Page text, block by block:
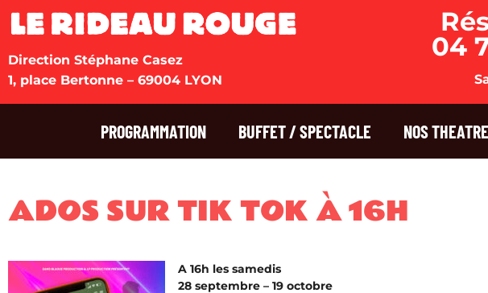
Direction Stéphane Casez
1, place Bertonne – 69004 LYON
04
PROGRAMMATION BUFFET / SPECTACLE NOS
ADOS SUR TIK TOK À 16H
A 16h les samedis
28 septembre – 19 octobre